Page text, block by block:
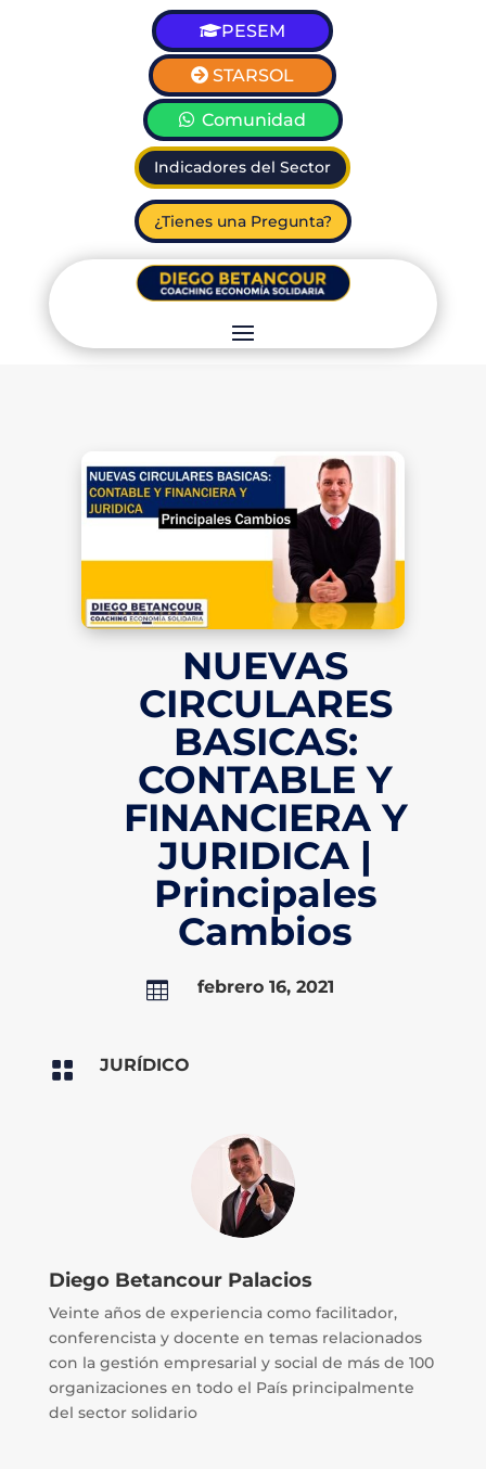
PESEM
STARSOL
Comunidad
Indicadores del Sector
¿Tienes una Pregunta?
NUEVAS
CIRCULARES
BASICAS:
CONTABLE Y
FINANCIERA Y
JURIDICA |
Principales
Cambios
 febrero 16, 2021
 JURÍDICO
Diego Betancour Palacios
Veinte años de experiencia como facilitador,
conferencista y docente en temas relacionados
con la gestión empresarial y social de más de 100
organizaciones en todo el País principalmente
del sector solidario